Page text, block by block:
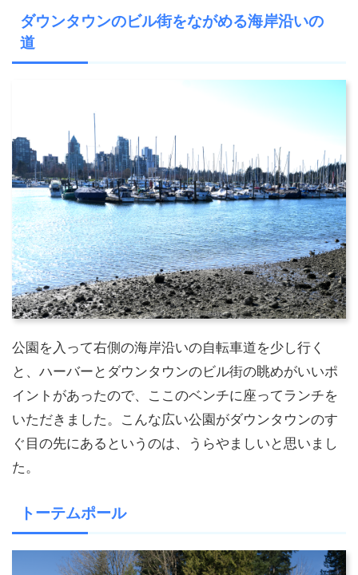
ダウンタウンのビル街をながめる海岸沿いの
道
公園を入って右側の海岸沿いの自転車道を少し行く
と、ハーバーとダウンタウンのビル街の眺めがいいポ
イントがあったので、ここのベンチに座ってランチを
いただきました。こんな広い公園がダウンタウンのす
ぐ目の先にあるというのは、うらやましいと思いまし
た。
トーテムポール